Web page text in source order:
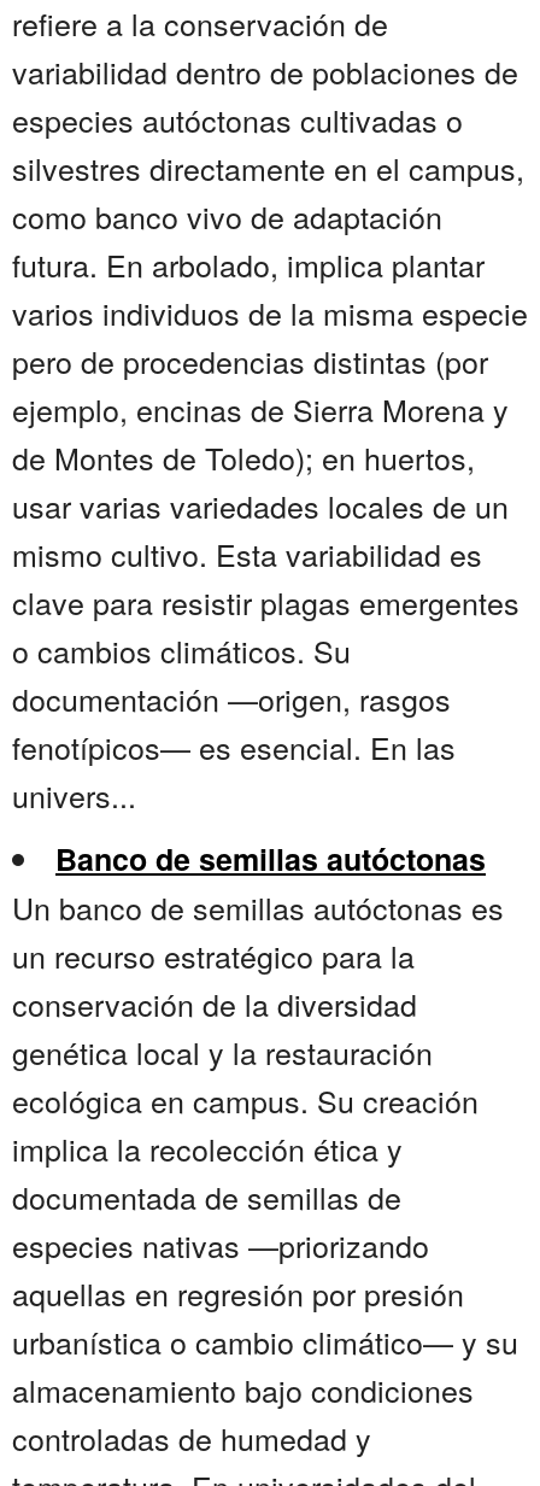
refiere a la conservación de
variabilidad dentro de poblaciones de
especies autóctonas cultivadas o
silvestres directamente en el campus,
como banco vivo de adaptación
futura. En arbolado, implica plantar
varios individuos de la misma especie
pero de procedencias distintas (por
ejemplo, encinas de Sierra Morena y
de Montes de Toledo); en huertos,
usar varias variedades locales de un
mismo cultivo. Esta variabilidad es
clave para resistir plagas emergentes
o cambios climáticos. Su
documentación —origen, rasgos
fenotípicos— es esencial. En las
univers...
Banco de semillas autóctonas
Un banco de semillas autóctonas es
un recurso estratégico para la
conservación de la diversidad
genética local y la restauración
ecológica en campus. Su creación
implica la recolección ética y
documentada de semillas de
especies nativas —priorizando
aquellas en regresión por presión
urbanística o cambio climático— y su
almacenamiento bajo condiciones
controladas de humedad y